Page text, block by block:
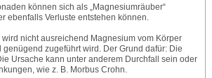
können sich als „Magnesiumräuber“
ebenfalls Verluste entstehen können.
wird nicht ausreichend Magnesium vom Körper
zugeführt wird. Der Grund dafür: Die
Ursache kann unter anderem Durchfall sein oder
wie z. B. Morbus Crohn.